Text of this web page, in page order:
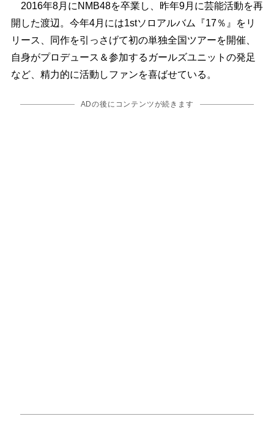
2016年8月にNMB48を卒業し、昨年9月に芸能活動を再
開した渡辺。今年4月には1stソロアルバム『17％』をリ
リース、同作を引っさげて初の単独全国ツアーを開催、
自身がプロデュース＆参加するガールズユニットの発足
など、精力的に活動しファンを喜ばせている。
ADの後にコンテンツが続きます